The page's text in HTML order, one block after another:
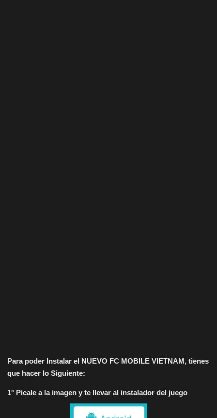
Para poder Instalar el NUEVO FC MOBILE VIETNAM, tienes
que hacer lo Siguiente:
1° Picale a la imagen y te llevar al instalador del juego